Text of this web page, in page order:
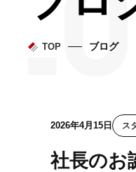
TOP ブログ
2026年4月15日 ス
社長のお